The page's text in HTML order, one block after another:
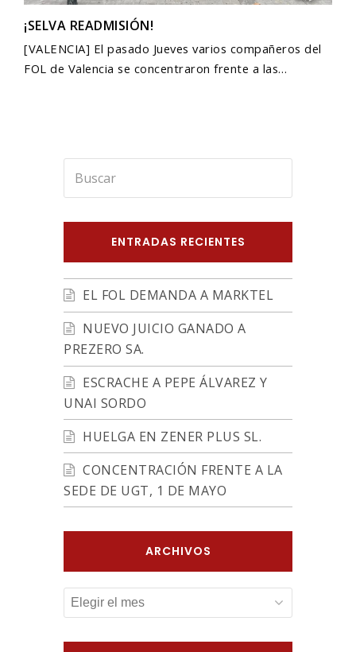
¡SELVA READMISIÓN!
[VALENCIA] El pasado Jueves varios compañeros del
FOL de Valencia se concentraron frente a las…
ENTRADAS RECIENTES
EL FOL DEMANDA A MARKTEL
NUEVO JUICIO GANADO A
PREZERO SA.
ESCRACHE A PEPE ÁLVAREZ Y
UNAI SORDO
HUELGA EN ZENER PLUS SL.
CONCENTRACIÓN FRENTE A LA
SEDE DE UGT, 1 DE MAYO
ARCHIVOS
ARCHIVOS